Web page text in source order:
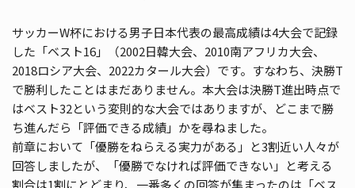
サッカーW杯における男子日本代表の最高成績は4大会で記録
した「ベスト16」（2002日韓大会、2010南アフリカ大会、
2018ロシア大会、2022カタール大会）です。すなわち、決勝T
で勝利したことはまだありません。本大会は決勝T進出時点で
はベスト32という変則的な大会ではありますが、どこまで勝
ち進んだら「評価できる成績」かを尋ねました。
前章において「優勝をねらえる実力がある」と3割近い人々が
回答しましたが、「優勝でなければ評価できない」と考える
割合は1割にとどまり、一番多くの回答が集まったのは「ベス